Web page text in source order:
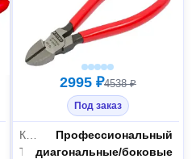
2995 ₽4538 ₽
Под заказ
Класс товара
Профессиональный
Типдиагональные/боковые